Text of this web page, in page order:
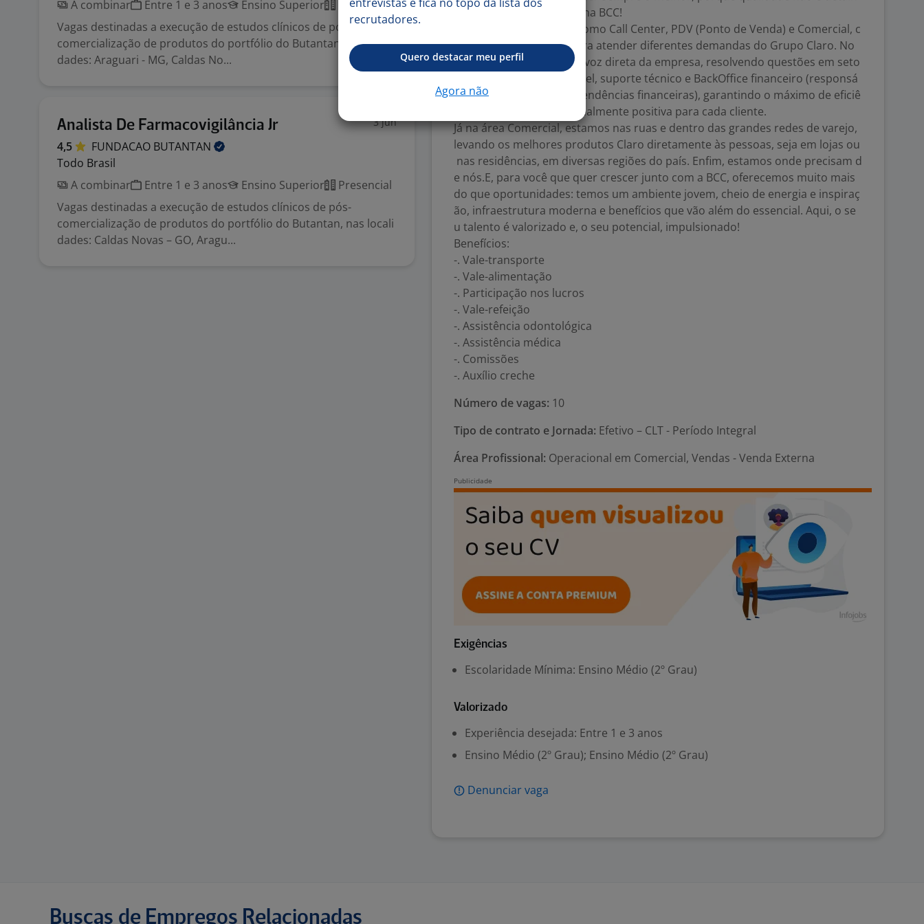
A combinar
Entre 1 e 3 anos Ensino Superior
Presencial
Vagas destinadas a execução de estudos clínicos de pós-
comercialização de produtos do portfólio do Butantan, nas locali
dades: Araguari - MG, Caldas No...
Analista De Farmacovigilância Jr 3 jun
4,5 FUNDACAO BUTANTAN
Todo Brasil
A combinar
Entre 1 e 3 anos Ensino Superior
Presencial
Vagas destinadas a execução de estudos clínicos de pós-
comercialização de produtos do portfólio do Butantan, nas locali
dades: Caldas Novas – GO, Aragu...
e, é o foco principal aqui na BCC!
Nós atuamos em áreas como Call Center, PDV (Ponto de Venda) e Comercial, c
om times preparados para atender diferentes demandas do Grupo Claro. No
Contact Center, somos a voz direta da empresa, resolvendo questões em seto
res como Ouvidoria, Anatel, suporte técnico e BackOffice financeiro (responsá
vel pelo tratamento de pendências financeiras), garantindo o máximo de eficiê
ncia e uma experiência realmente positiva para cada cliente.
Já na área Comercial, estamos nas ruas e dentro das grandes redes de varejo,
levando os melhores produtos Claro diretamente às pessoas, seja em lojas ou
nas residências, em diversas regiões do país. Enfim, estamos onde precisam d
e nós.E, para você que quer crescer junto com a BCC, oferecemos muito mais
do que oportunidades: temos um ambiente jovem, cheio de energia e inspiraç
ão, infraestrutura moderna e benefícios que vão além do essencial. Aqui, o se
u talento é valorizado e, o seu potencial, impulsionado!
Benefícios:
-. Vale-transporte
-. Vale-alimentação
-. Participação nos lucros
-. Vale-refeição
-. Assistência odontológica
-. Assistência médica
-. Comissões
-. Auxílio creche
Número de vagas: 10
Tipo de contrato e Jornada: Efetivo – CLT - Período Integral
Área Profissional: Operacional em Comercial, Vendas - Venda Externa
Exigências
Escolaridade Mínima: Ensino Médio (2º Grau)
Valorizado
Experiência desejada: Entre 1 e 3 anos
Ensino Médio (2º Grau); Ensino Médio (2º Grau)
Denunciar vaga
Buscas de Empregos Relacionadas
recrutadores.
Quero destacar meu perfil
Agora não